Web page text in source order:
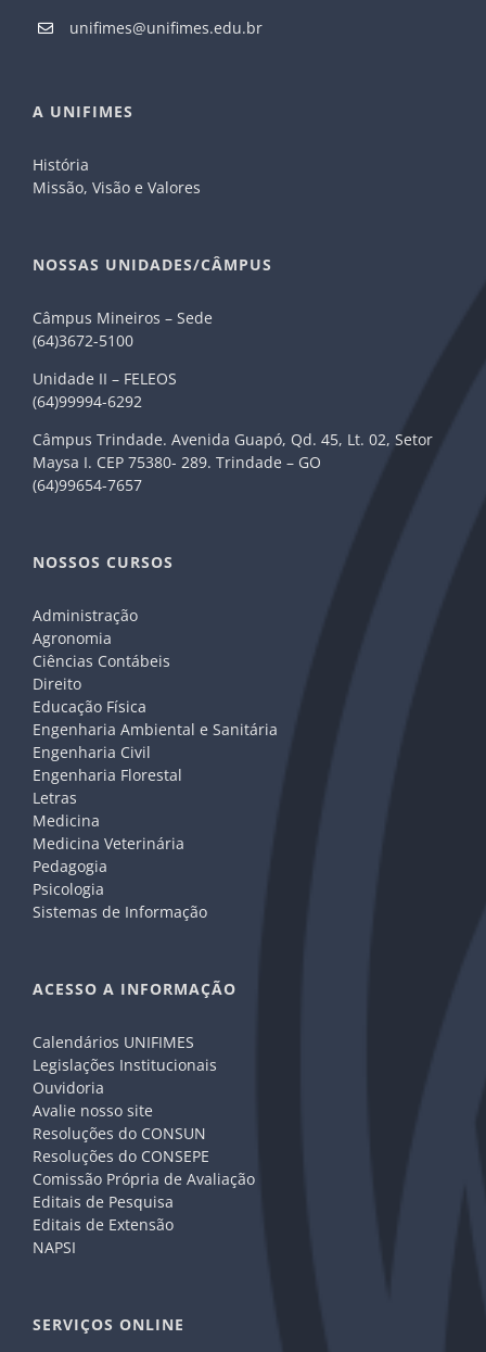
unifimes@unifimes.edu.br
A UNIFIMES
História
Missão, Visão e Valores
NOSSAS UNIDADES/CÂMPUS
Câmpus Mineiros – Sede
(64)3672-5100
Unidade II – FELEOS
(64)99994-6292
Câmpus Trindade. Avenida Guapó, Qd. 45, Lt. 02, Setor
Maysa I. CEP 75380- 289. Trindade – GO
(64)99654-7657
NOSSOS CURSOS
Administração
Agronomia
Ciências Contábeis
Direito
Educação Física
Engenharia Ambiental e Sanitária
Engenharia Civil
Engenharia Florestal
Letras
Medicina
Medicina Veterinária
Pedagogia
Psicologia
Sistemas de Informação
ACESSO A INFORMAÇÃO
Calendários UNIFIMES
Legislações Institucionais
Ouvidoria
Avalie nosso site
Resoluções do CONSUN
Resoluções do CONSEPE
Comissão Própria de Avaliação
Editais de Pesquisa
Editais de Extensão
NAPSI
SERVIÇOS ONLINE